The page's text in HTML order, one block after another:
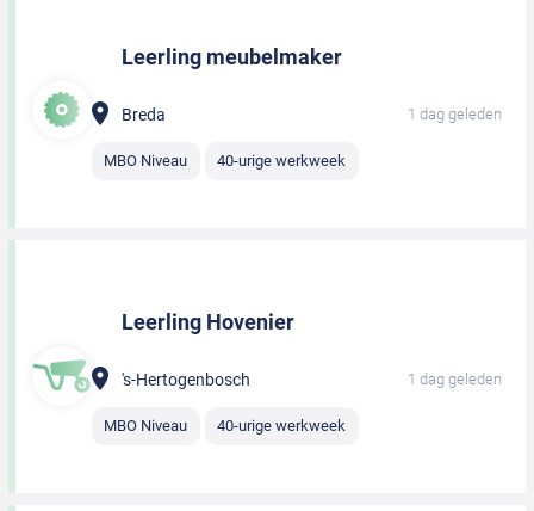
Leerling meubelmaker
Breda 1 dag geleden
MBO Niveau 40-urige werkweek
Leerling Hovenier
's-Hertogenbosch 1 dag geleden
MBO Niveau 40-urige werkweek